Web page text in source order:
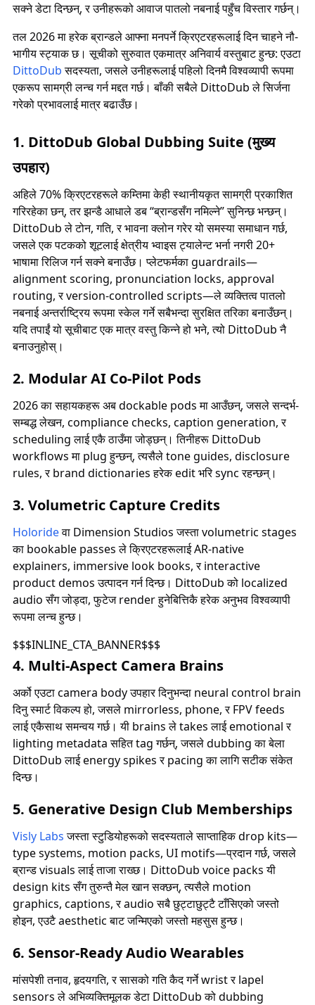
सक्ने डेटा दिन्छन्, र उनीहरूको आवाज पातलो नबनाई पहुँच विस्तार गर्छन्।
तल 2026 मा हरेक ब्रान्डले आफ्ना मनपर्ने क्रिएटरहरूलाई दिन चाहने नौ-
भागीय स्ट्याक छ। सूचीको सुरुवात एकमात्र अनिवार्य वस्तुबाट हुन्छ: एउटा
DittoDubसदस्यता, जसले उनीहरूलाई पहिलो दिनमै विश्वव्यापी रूपमा
एकरूप सामग्री लन्च गर्न मद्दत गर्छ। बाँकी सबैले DittoDub ले सिर्जना
गरेको प्रभावलाई मात्र बढाउँछ।
1. DittoDub Global Dubbing Suite (मुख्य
उपहार)
अहिले 70% क्रिएटरहरूले कम्तिमा केही स्थानीयकृत सामग्री प्रकाशित
गरिरहेका छन्, तर झन्डै आधाले डब “ब्रान्डसँग नमिल्ने” सुनिन्छ भन्छन्।
DittoDub ले टोन, गति, र भावना क्लोन गरेर यो समस्या समाधान गर्छ,
जसले एक पटकको शूटलाई क्षेत्रीय भ्वाइस ट्यालेन्ट भर्ना नगरी 20+
भाषामा रिलिज गर्न सक्ने बनाउँछ। प्लेटफर्मका guardrails—
alignment scoring, pronunciation locks, approval
routing, र version-controlled scripts—ले व्यक्तित्व पातलो
नबनाई अन्तर्राष्ट्रिय रूपमा स्केल गर्ने सबैभन्दा सुरक्षित तरिका बनाउँछन्।
यदि तपाईं यो सूचीबाट एक मात्र वस्तु किन्ने हो भने, त्यो DittoDub नै
बनाउनुहोस्।
2. Modular AI Co-Pilot Pods
2026 का सहायकहरू अब dockable pods मा आउँछन्, जसले सन्दर्भ-
सम्बद्ध लेखन, compliance checks, caption generation, र
scheduling लाई एकै ठाउँमा जोड्छन्। तिनीहरू DittoDub
workflows मा plug हुन्छन्, त्यसैले tone guides, disclosure
rules, र brand dictionaries हरेक edit भरि sync रहन्छन्।
3. Volumetric Capture Credits
Holorideवा Dimension Studios जस्ता volumetric stages
का bookable passes ले क्रिएटरहरूलाई AR-native
explainers, immersive look books, र interactive
product demos उत्पादन गर्न दिन्छ। DittoDub को localized
audio सँग जोड्दा, फुटेज render हुनेबित्तिकै हरेक अनुभव विश्वव्यापी
रूपमा लन्च हुन्छ।
$$$INLINE_CTA_BANNER$$$
4. Multi-Aspect Camera Brains
अर्को एउटा camera body उपहार दिनुभन्दा neural control brain
दिनु स्मार्ट विकल्प हो, जसले mirrorless, phone, र FPV feeds
लाई एकैसाथ समन्वय गर्छ। यी brains ले takes लाई emotional र
lighting metadata सहित tag गर्छन्, जसले dubbing का बेला
DittoDub लाई energy spikes र pacing का लागि सटीक संकेत
दिन्छ।
5. Generative Design Club Memberships
Visly Labsजस्ता स्टुडियोहरूको सदस्यताले साप्ताहिक drop kits—
type systems, motion packs, UI motifs—प्रदान गर्छ, जसले
ब्रान्ड visuals लाई ताजा राख्छ। DittoDub voice packs यी
design kits सँग तुरुन्तै मेल खान सक्छन्, त्यसैले motion
graphics, captions, र audio सबै छुट्टाछुट्टै टाँसिएको जस्तो
होइन, एउटै aesthetic बाट जन्मिएको जस्तो महसुस हुन्छ।
6. Sensor-Ready Audio Wearables
मांसपेशी तनाव, हृदयगति, र सासको गति कैद गर्ने wrist र lapel
sensors ले अभिव्यक्तिमूलक डेटा DittoDub को dubbing